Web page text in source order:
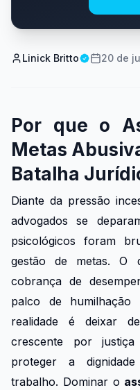
Linick Britto 20 de
Por que o
Metas
Batalha
Diante da pressão
advogados se
psicológicos foram
gestão de metas. O
cobrança de
palco de humilhação
realidade é deixar
crescente por
proteger a
trabalho. Dominar o